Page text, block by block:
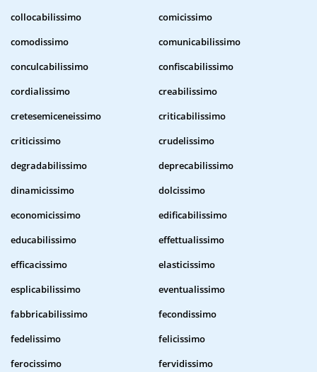
collocabilissimo
comicissimo
comodissimo
comunicabilissimo
conculcabilissimo
confiscabilissimo
cordialissimo
creabilissimo
cretesemiceneissimo
criticabilissimo
criticissimo
crudelissimo
degradabilissimo
deprecabilissimo
dinamicissimo
dolcissimo
economicissimo
edificabilissimo
educabilissimo
effettualissimo
efficacissimo
elasticissimo
esplicabilissimo
eventualissimo
fabbricabilissimo
fecondissimo
fedelissimo
felicissimo
ferocissimo
fervidissimo